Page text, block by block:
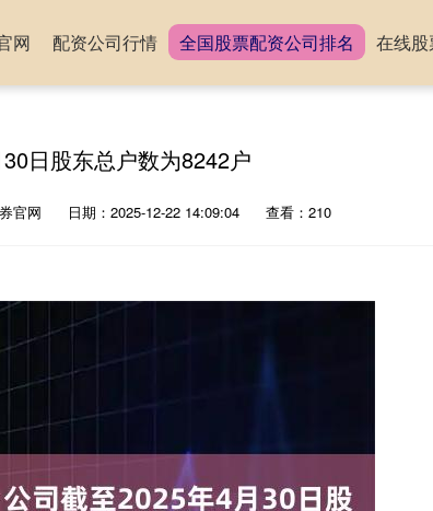
网 配资公司行情 全国股票配资公司排名 在线
日股东总户数为8242户
官网 日期：2025-12-22 14:09:04 查看：210